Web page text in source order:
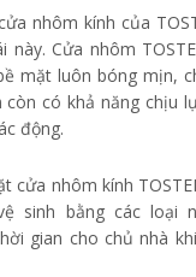
nhôm kính của
này. Cửa nhôm
mặt luôn bóng mịn,
còn có khả năng chịu
động.
cửa nhôm kính
sinh bằng các loại
gian cho chủ nhà